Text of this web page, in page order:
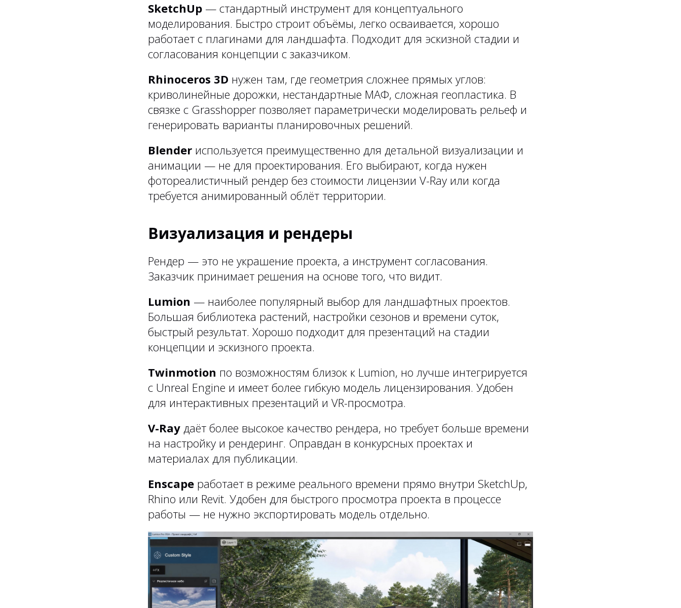
SketchUp — стандартный инструмент для концептуального
моделирования. Быстро строит объёмы, легко осваивается, хорошо
работает с плагинами для ландшафта. Подходит для эскизной стадии и
согласования концепции с заказчиком.
Rhinoceros 3D нужен там, где геометрия сложнее прямых углов:
криволинейные дорожки, нестандартные МАФ, сложная геопластика. В
связке с Grasshopper позволяет параметрически моделировать рельеф и
генерировать варианты планировочных решений.
Blender используется преимущественно для детальной визуализации и
анимации — не для проектирования. Его выбирают, когда нужен
фотореалистичный рендер без стоимости лицензии V-Ray или когда
требуется анимированный облёт территории.
Визуализация и рендеры
Рендер — это не украшение проекта, а инструмент согласования.
Заказчик принимает решения на основе того, что видит.
Lumion — наиболее популярный выбор для ландшафтных проектов.
Большая библиотека растений, настройки сезонов и времени суток,
быстрый результат. Хорошо подходит для презентаций на стадии
концепции и эскизного проекта.
Twinmotion по возможностям близок к Lumion, но лучше интегрируется
с Unreal Engine и имеет более гибкую модель лицензирования. Удобен
для интерактивных презентаций и VR-просмотра.
V-Ray даёт более высокое качество рендера, но требует больше времени
на настройку и рендеринг. Оправдан в конкурсных проектах и
материалах для публикации.
Enscape работает в режиме реального времени прямо внутри SketchUp,
Rhino или Revit. Удобен для быстрого просмотра проекта в процессе
работы — не нужно экспортировать модель отдельно.